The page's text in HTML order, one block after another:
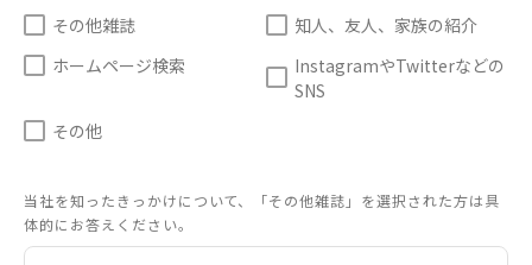
その他雑誌
知人、友人、家族の紹介
ホームページ検索
InstagramやTwitterなどの
SNS
その他
当社を知ったきっかけについて、「その他雑誌」を選択された方は具
体的にお答えください。